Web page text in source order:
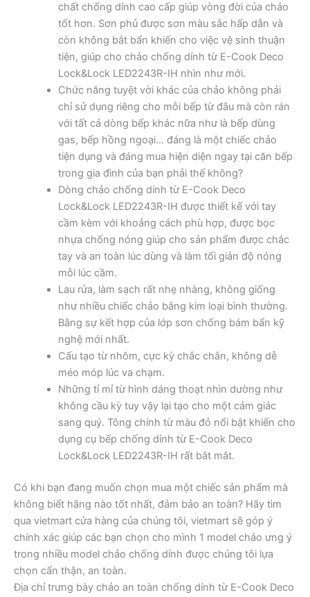
chất chống dính cao cấp giúp vòng đời của chảo
tốt hơn. Sơn phủ được sơn màu sắc hấp dẫn và
còn không bắt bẩn khiến cho việc vệ sinh thuận
tiện, giúp cho chảo chống dính từ E-Cook Deco
Lock&Lock LED2243R-IH nhìn như mới.
Chức năng tuyệt vời khác của chảo không phải
chỉ sử dụng riêng cho mỗi bếp từ đâu mà còn rán
với tất cả dòng bếp khác nữa như là bếp dùng
gas, bếp hồng ngoại… đáng là một chiếc chảo
tiện dụng và đáng mua hiện diện ngay tại căn bếp
trong gia đình của bạn phải thế không?
Dòng chảo chống dính từ E-Cook Deco
Lock&Lock LED2243R-IH được thiết kế với tay
cầm kèm với khoảng cách phù hợp, được bọc
nhựa chống nóng giúp cho sản phẩm được chắc
tay và an toàn lúc dùng và làm tối giản độ nóng
mỗi lúc cầm.
Lau rửa, làm sạch rất nhẹ nhàng, không giống
như nhiều chiếc chảo bằng kim loại bình thường.
Bằng sự kết hợp của lớp sơn chống bám bẩn kỹ
nghệ mới nhất.
Cấu tạo từ nhôm, cực kỳ chắc chắn, không dễ
méo móp lúc va chạm.
Những tỉ mỉ từ hình dáng thoạt nhìn dường như
không cầu kỳ tuy vậy lại tạo cho một cảm giác
sang quý. Tông chính từ màu đỏ nổi bật khiến cho
dụng cụ bếp chống dính từ E-Cook Deco
Lock&Lock LED2243R-IH rất bắt mắt.
Có khi bạn đang muốn chọn mua một chiếc sản phẩm mà
không biết hãng nào tốt nhất, đảm bảo an toàn? Hãy tìm
qua vietmart cửa hàng của chúng tôi, vietmart sẽ góp ý
chính xác giúp các bạn chọn cho mình 1 model chảo ưng ý
trong nhiều model chảo chống dính được chúng tôi lựa
chọn cẩn thận, an toàn.
Địa chỉ trưng bày chảo an toàn chống dính từ E-Cook Deco